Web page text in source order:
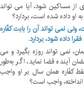
از مساکین شود، آیا می تواند
او داده شده است، بردارد؟
نمی تواند آن را بابت کفّاره
داده شود، بردارد.
نمی تواند روزه بگیرد و می
آینده قضا نماید، اگر به‌طور
کفّاره همان سال بر او واجب
انداخته، واجب است؟